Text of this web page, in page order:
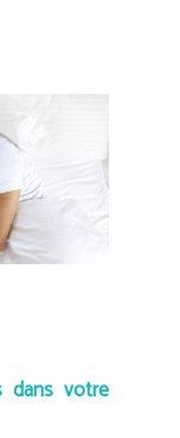
dans votre